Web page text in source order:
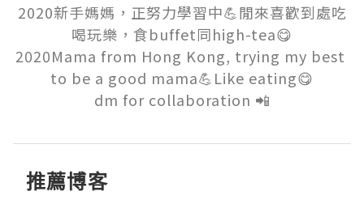
2020新手媽媽，正努力學習中💪閒來喜歡到處吃
喝玩樂，食buffet同high-tea😋
2020Mama from Hong Kong, trying my best
to be a good mama💪Like eating😋
dm for collaboration 📲
推薦博客